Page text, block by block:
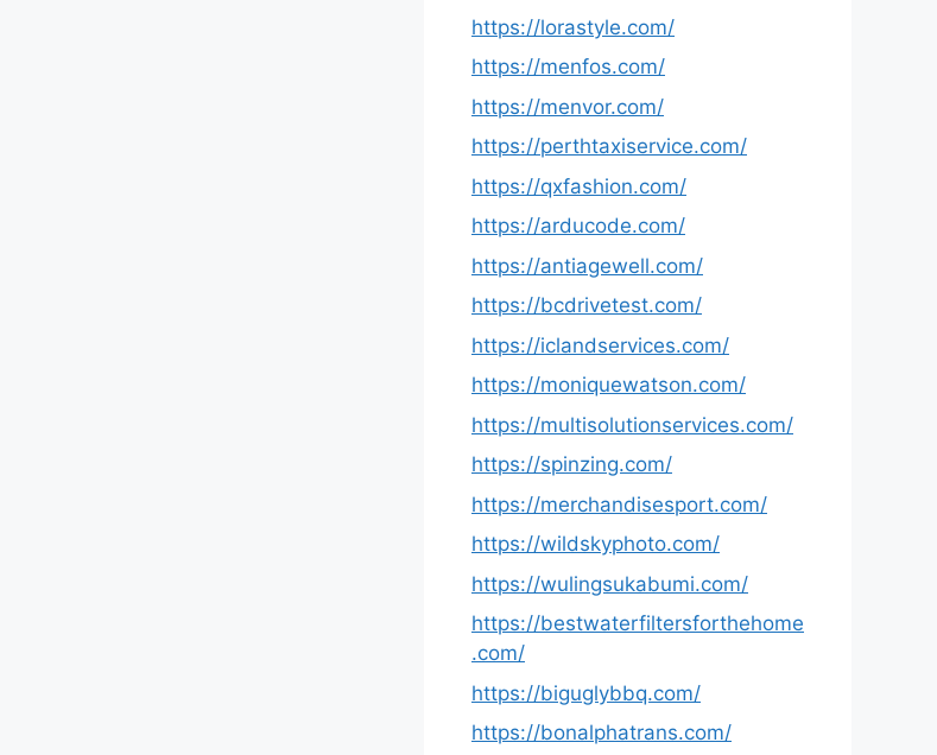
https://lorastyle.com/
https://menfos.com/
https://menvor.com/
https://perthtaxiservice.com/
https://qxfashion.com/
https://arducode.com/
https://antiagewell.com/
https://bcdrivetest.com/
https://iclandservices.com/
https://moniquewatson.com/
https://multisolutionservices.com/
https://spinzing.com/
https://merchandisesport.com/
https://wildskyphoto.com/
https://wulingsukabumi.com/
https://bestwaterfiltersforthehome
.com/
https://biguglybbq.com/
https://bonalphatrans.com/